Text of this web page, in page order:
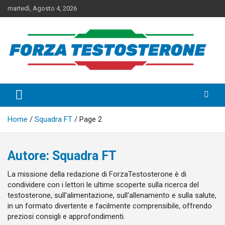
to
martedì, Agosto 4, 2026
I Migliori Integratori per
Aumentare il Testosterone
Home Squadra FT Page 2
Autore: Squadra FT
La missione della redazione di ForzaTestosterone è di
condividere con i lettori le ultime scoperte sulla ricerca del
testosterone, sull'alimentazione, sull'allenamento e sulla salute,
in un formato divertente e facilmente comprensibile, offrendo
preziosi consigli e approfondimenti.